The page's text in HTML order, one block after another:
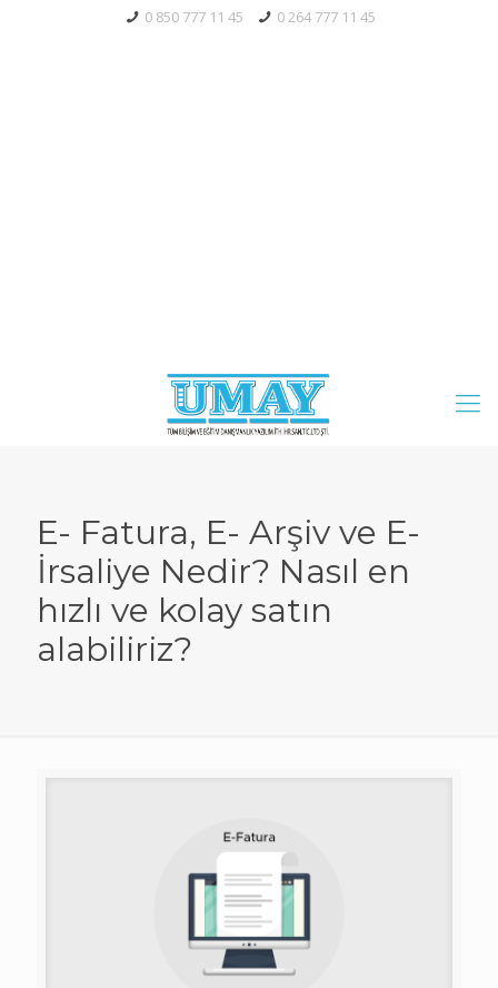
0 850 777 11 45 0 264 777 11 45
E- Fatura, E- Arşiv ve E-
İrsaliye Nedir? Nasıl en
hızlı ve kolay satın
alabiliriz?